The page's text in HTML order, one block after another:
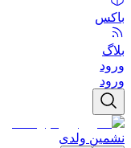
باکس
بلاگ
ورود
ورود
نشمین ولدی